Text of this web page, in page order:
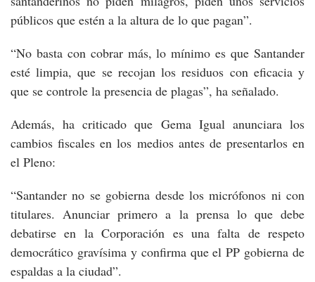
públicos que estén a la altura de lo que pagan”.
“No basta con cobrar más, lo mínimo es que Santander
esté limpia, que se recojan los residuos con eficacia y
que se controle la presencia de plagas”, ha señalado.
Además, ha criticado que Gema Igual anunciara los
cambios fiscales en los medios antes de presentarlos en
el Pleno:
“Santander no se gobierna desde los micrófonos ni con
titulares. Anunciar primero a la prensa lo que debe
debatirse en la Corporación es una falta de respeto
democrático gravísima y confirma que el PP gobierna de
espaldas a la ciudad”.